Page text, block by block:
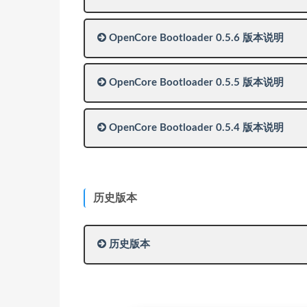
OpenCore Bootloader 0.5.6 版本说明
OpenCore Bootloader 0.5.5 版本说明
OpenCore Bootloader 0.5.4 版本说明
历史版本
历史版本